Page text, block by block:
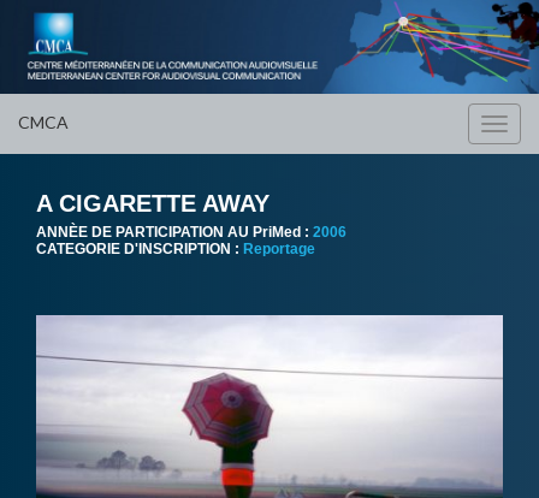
CMCA
A CIGARETTE AWAY
ANNÈE DE PARTICIPATION AU PriMed : 2006
CATEGORIE D'INSCRIPTION : Reportage